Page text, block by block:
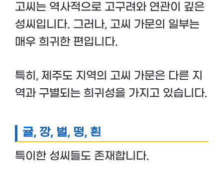
고씨는 역사적으로 고구려와 연관이 깊은
성씨입니다. 그러나, 고씨 가문의 일부는
매우 희귀한 편입니다.
특히, 제주도 지역의 고씨 가문은 다른 지
역과 구별되는 희귀성을 가지고 있습니다.
귤, 깡, 벌, 떵, 흰
특이한 성씨들도 존재합니다.